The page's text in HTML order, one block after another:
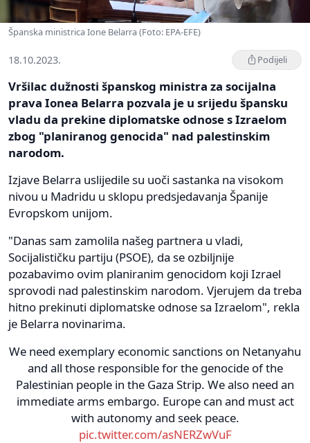
Španska ministrica Ione Belarra (Foto: EPA-EFE)
18.10.2023. Podijeli
Vršilac dužnosti španskog ministra za socijalna
prava Ionea Belarra pozvala je u srijedu špansku
vladu da prekine diplomatske odnose s Izraelom
zbog "planiranog genocida" nad palestinskim
narodom.
Izjave Belarra uslijedile su uoči sastanka na visokom
nivou u Madridu u sklopu predsjedavanja Španije
Evropskom unijom.
"Danas sam zamolila našeg partnera u vladi,
Socijalističku partiju (PSOE), da se ozbiljnije
pozabavimo ovim planiranim genocidom koji Izrael
sprovodi nad palestinskim narodom. Vjerujem da treba
hitno prekinuti diplomatske odnose sa Izraelom", rekla
je Belarra novinarima.
We need exemplary economic sanctions on Netanyahu
and all those responsible for the genocide of the
Palestinian people in the Gaza Strip. We also need an
immediate arms embargo. Europe can and must act
with autonomy and seek peace.
pic.twitter.com/asNERZwVuF